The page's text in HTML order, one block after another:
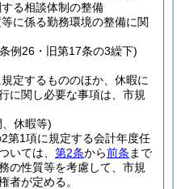
る相談体制の整備
に係る勤務環境の整備に関
例26・旧第17条の3繰下)
規定するもののほか、休暇に
に関し必要な事項は、市規
休暇等)
第1項に規定する会計年度任
いては、 第2条から前条 まで
の性質等を考慮して、市規
者が定める。